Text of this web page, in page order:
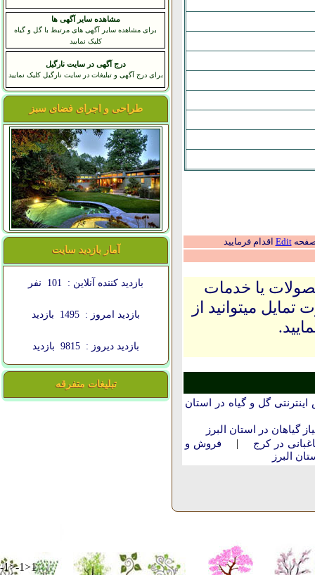
مشاهده سایر آگهی ها
برای مشاهده سایر آگهی های مرتبط با گل و گیاه
کلیک نمایید
درج آگهی در سایت نارگیل
برای درج آگهی و تبلیغات در سایت نارگیل کلیک نمایید
طراحی و اجرای فضای سبز
آمار بازدید سایت
بازدید کننده آنلاین : 101 نفر
بازدید امروز : 1495 بازدید
بازدید دیروز : 9815 بازدید
تبلیغات متفرقه
صفحهEdit اقدام فرمایید
یا خدمات
میتوانید از
گل و گیاه در استان
گیاهان در استان البرز
در کرج
|
فروش و
البرز
-1>-1>1